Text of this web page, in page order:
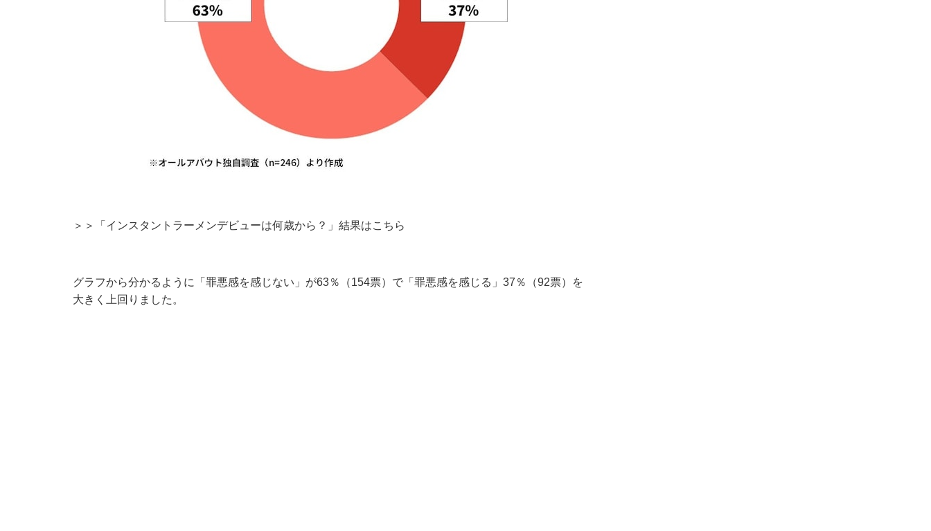
＞＞「インスタントラーメンデビューは何歳から？」結果はこちら
グラフから分かるように「罪悪感を感じない」が63％（154票）で「罪悪感を感じる」37％（92票）を
大きく上回りました。